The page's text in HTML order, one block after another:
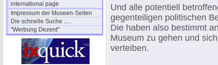
international page
Impressum der Museen-Seiten
Die schnelle Suche .....
"Werbung Dezent"
Und alle potentiell
gegenteiligen politischen
Die haben also bestimmt
Museum zu gehen und
verteiben.